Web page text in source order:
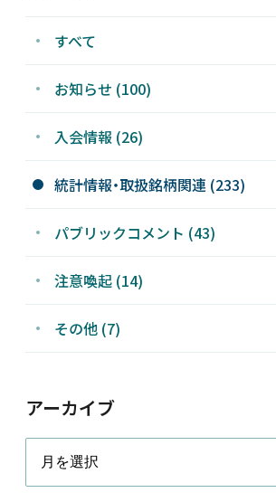
すべて
お知らせ (100)
入会情報 (26)
統計情報・取扱銘柄関連 (233)
パブリックコメント (43)
注意喚起 (14)
その他 (7)
アーカイブ